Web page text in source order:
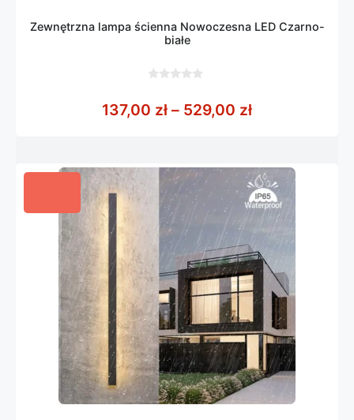
Zewnętrzna lampa ścienna Nowoczesna LED Czarno-
białe
5
137,00 zł – 529,00 złZakres cen: